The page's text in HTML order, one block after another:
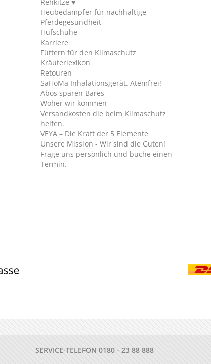
Heubedampfer für nachhaltige
Pferdegesundheit
Hufschuhe
Karriere
Füttern für den Klimaschutz
Kräuterlexikon
Retouren
SaHoMa Inhalationsgerät. Atemfrei!
Abos sparen Bares
Woher wir kommen
Versandkosten die beim Klimaschutz
helfen.
VEYA – Die Kraft der 5 Elemente
Unsere Mission - Wir sind die Guten!
Frage uns persönlich und buche einen
Termin.
SERVICE-TELEFON 0180 - 23 88 888